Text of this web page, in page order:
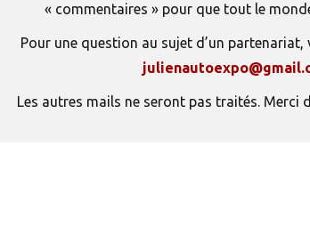
« commentaires » pour que tout le
Pour une question au sujet d’un partenariat,
Les autres mails ne seront pas traités. Merci